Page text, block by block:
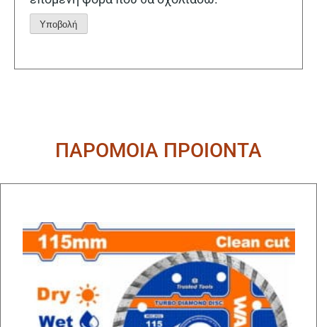
ΠΑΡΟΜΟΙΑ ΠΡΟΙΟΝΤΑ